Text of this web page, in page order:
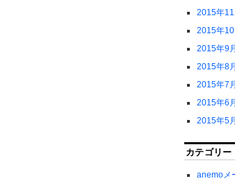
2015年11
2015年10
2015年9月
2015年8月
2015年7月
2015年6月
2015年5月
カテゴリー
anemoメ